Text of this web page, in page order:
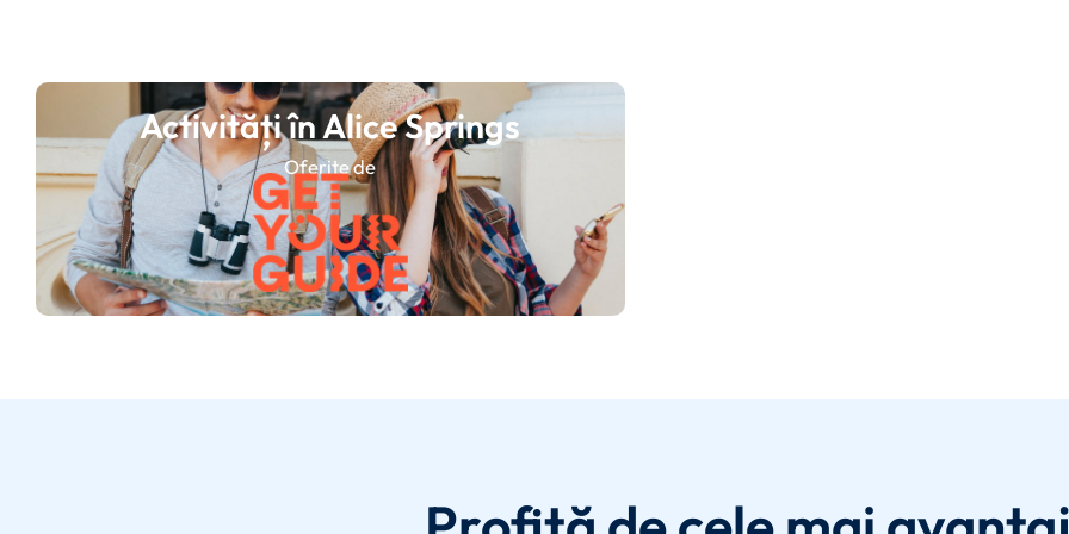
Activități în Alice Springs
Oferite de